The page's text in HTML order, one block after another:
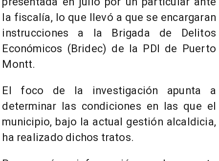
la fiscalía, lo que llevó a que se encargaran
instrucciones a la Brigada de Delitos
Económicos (Bridec) de la PDI de Puerto
Montt.
El foco de la investigación apunta a
determinar las condiciones en las que el
municipio, bajo la actual gestión alcaldicia,
ha realizado dichos tratos.